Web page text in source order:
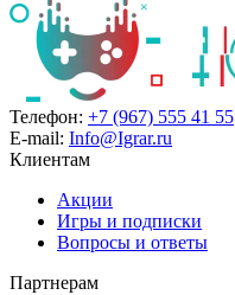
Телефон: +7 (967) 555 41 55
E-mail: Info@Igrar.ru
Клиентам
Акции
Игры и подписки
Вопросы и ответы
Партнерам